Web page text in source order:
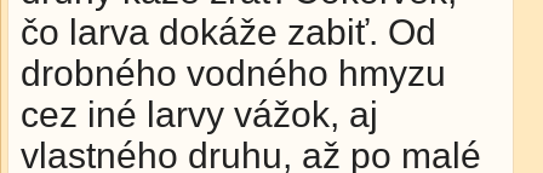
čo larva dokáže zabiť. Od
drobného vodného hmyzu
cez iné larvy vážok, aj
vlastného druhu, až po malé